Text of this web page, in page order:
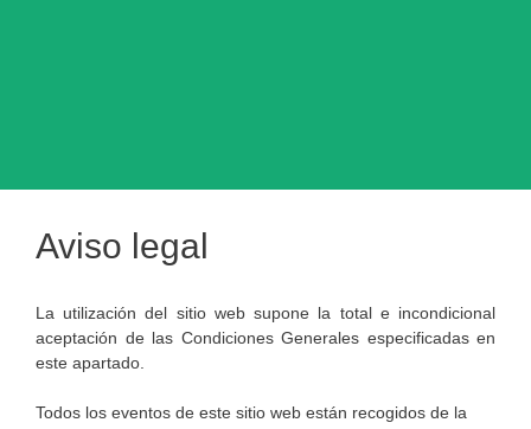
Aviso legal
La utilización del sitio web supone la total e incondicional
aceptación de las Condiciones Generales especificadas en
este apartado.
Todos los eventos de este sitio web están recogidos de la